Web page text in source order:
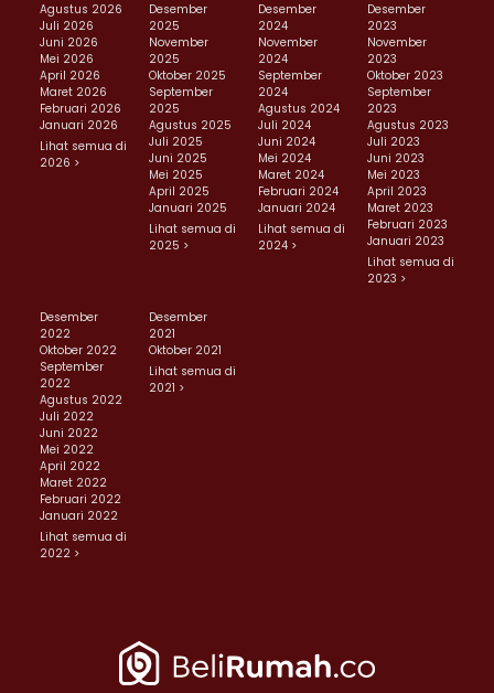
Agustus 2026
Juli 2026
Juni 2026
Mei 2026
April 2026
Maret 2026
Februari 2026
Januari 2026
Lihat semua di
2026 >
Desember
2025
November
2025
Oktober 2025
September
2025
Agustus 2025
Juli 2025
Juni 2025
Mei 2025
April 2025
Januari 2025
Lihat semua di
2025 >
Desember
2024
November
2024
September
2024
Agustus 2024
Juli 2024
Juni 2024
Mei 2024
Maret 2024
Februari 2024
Januari 2024
Lihat semua di
2024 >
Desember
2023
November
2023
Oktober 2023
September
2023
Agustus 2023
Juli 2023
Juni 2023
Mei 2023
April 2023
Maret 2023
Februari 2023
Januari 2023
Lihat semua di
2023 >
Desember
2022
Oktober 2022
September
2022
Agustus 2022
Juli 2022
Juni 2022
Mei 2022
April 2022
Maret 2022
Februari 2022
Januari 2022
Lihat semua di
2022 >
Desember
2021
Oktober 2021
Lihat semua di
2021 >